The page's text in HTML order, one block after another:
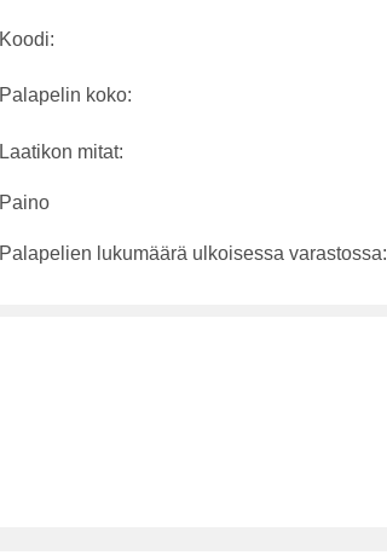
Koodi:
Palapelin koko:
Laatikon mitat:
Paino
Palapelien lukumäärä ulkoisessa varastossa: